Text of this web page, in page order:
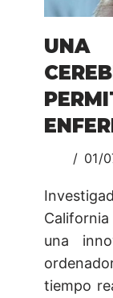
01/
una
tiempo